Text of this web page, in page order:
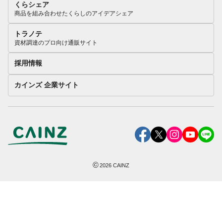
くらシェア
商品を組み合わせたくらしのアイデアシェア
トラノテ
資材調達のプロ向け通販サイト
採用情報
カインズ 企業サイト
©2026 CAINZ